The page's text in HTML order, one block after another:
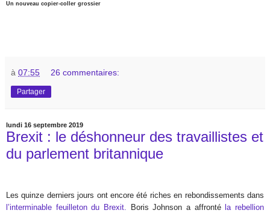
Un nouveau copier-coller grossier
à 07:55 26 commentaires:
Partager
lundi 16 septembre 2019
Brexit : le déshonneur des travaillistes et
du parlement britannique
Les quinze derniers jours ont encore été riches en rebondissements dans
l’interminable feuilleton du Brexit.
Boris Johnson a affronté la rebellion